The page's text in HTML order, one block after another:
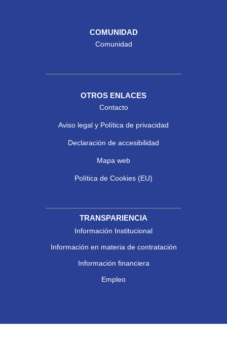
COMUNIDAD
Comunidad
OTROS ENLACES
Contacto
Aviso legal y Política de privacidad
Declaración de accesibilidad
Mapa web
Política de Cookies (EU)
TRANSPARIENCIA
Información Institucional
Información en materia de contratación
Información financiera
Empleo